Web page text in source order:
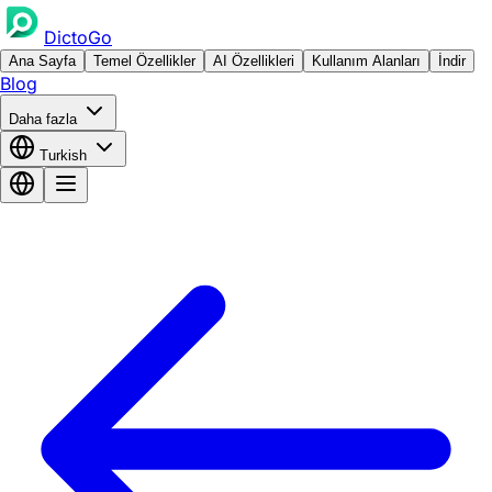
DictoGo
Ana Sayfa Temel Özellikler AI Özellikleri Kullanım Alanları İndir
Blog
Daha fazla
Turkish